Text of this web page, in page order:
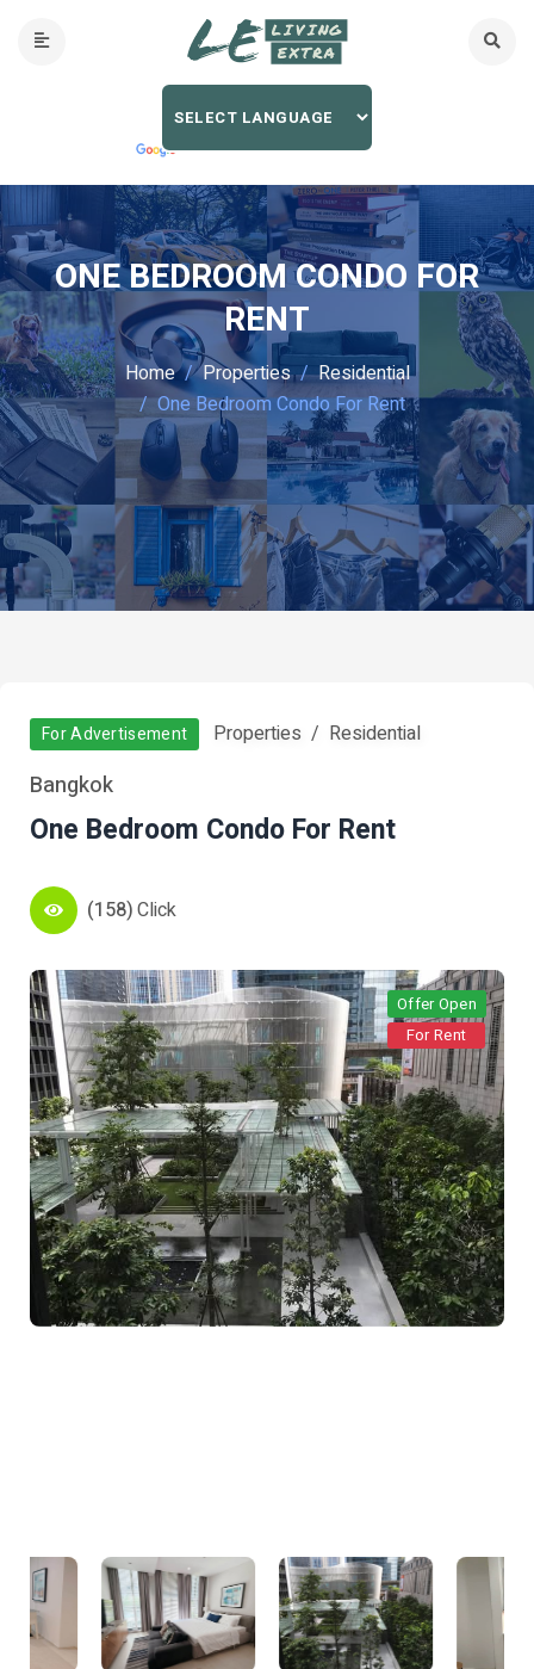
ONE BEDROOM CONDO FOR
RENT
Home Properties
Residential
One Bedroom Condo For Rent
For Advertisement Properties Residential
Bangkok
One Bedroom Condo For Rent
(158)Click
Offer Open
For Rent